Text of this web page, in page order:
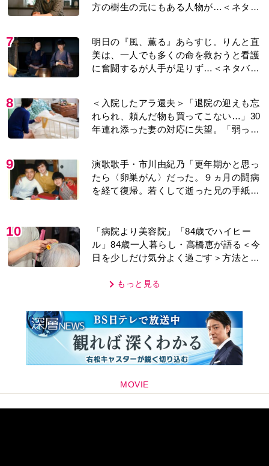
方の樹生の元にもある人物が…＜ネタバ
7
明日の『風、薫る』あらすじ。りんと直
美は、一人でも多くの命を救おうと看護
に奮闘するが人手が足りず…＜ネタバレ
8
＜入院したアラ還夫＞「退院の迎えも忘
れられ、頼んだ物も買ってこない…」30
年連れ添った妻の対応に失望。「弱った
9
演歌歌手・市川由紀乃「更年期かと思っ
たら〈卵巣がん〉だった。９ヵ月の闘病
を経て復帰。若くして逝った兄の手紙を
10
「病院より美容院」「84歳でハイヒー
ル」84歳一人暮らし・高橋恵が語る＜今
日を少しだけ気分よく過ごす＞方法と
もっと見る
MOVIE